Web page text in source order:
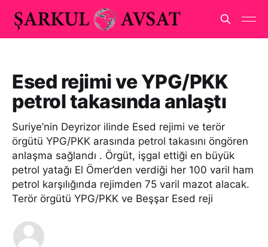
Esed rejimi ve YPG/PKK
petrol takasında anlaştı
Suriye’nin Deyrizor ilinde Esed rejimi ve terör
örgütü YPG/PKK arasında petrol takasını öngören
anlaşma sağlandı . Örgüt, işgal ettiği en büyük
petrol yatağı El Ömer’den verdiği her 100 varil ham
petrol karşılığında rejimden 75 varil mazot alacak.
Terör örgütü YPG/PKK ve Beşşar Esed reji